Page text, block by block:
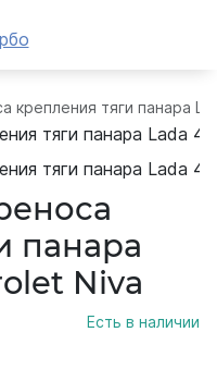
крепления тяги панара
панара
Niva
Есть в наличии